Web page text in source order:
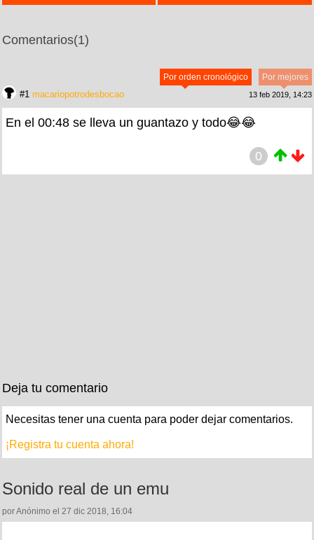
Comentarios(1)
Por mejores
Por orden cronológico
#1 macariopotrodesbocao 13 feb 2019, 14:23
En el 00:48 se lleva un guantazo y todo😂😂
0
Deja tu comentario
Necesitas tener una cuenta para poder dejar comentarios.
¡Registra tu cuenta ahora!
Sonido real de un emu
por Anónimo el 27 dic 2018, 16:04